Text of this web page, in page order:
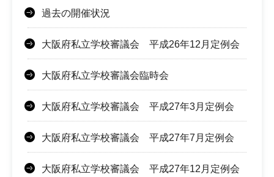
過去の開催状況
大阪府私立学校審議会 平成26年12月定例会
大阪府私立学校審議会臨時会
大阪府私立学校審議会 平成27年3月定例会
大阪府私立学校審議会 平成27年7月定例会
大阪府私立学校審議会 平成27年12月定例会